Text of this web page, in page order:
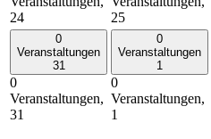
24
25
0
Veranstaltungen
31
0
Veranstaltungen,
31
0
Veranstaltungen
1
0
Veranstaltungen,
1